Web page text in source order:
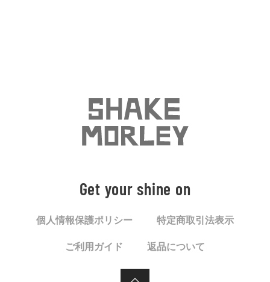
Get your shine on
個人情報保護ポリシー 特定商取引法表示
ご利用ガイド 返品について